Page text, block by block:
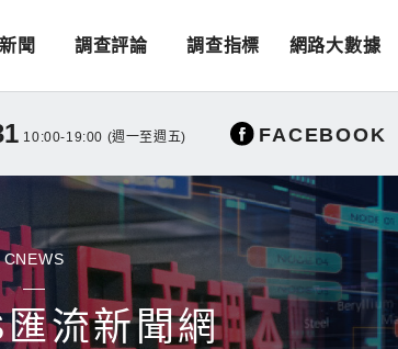
聞 調查評論 調查指標 網路大數據
10:00-19:00 (週一至週五) FACEBOOK
CNEWS
流新聞網